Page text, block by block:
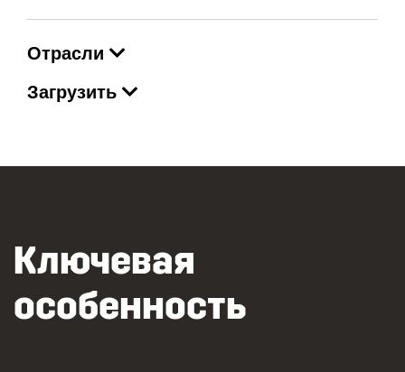
Отрасли
Загрузить
Ключевая
особенность